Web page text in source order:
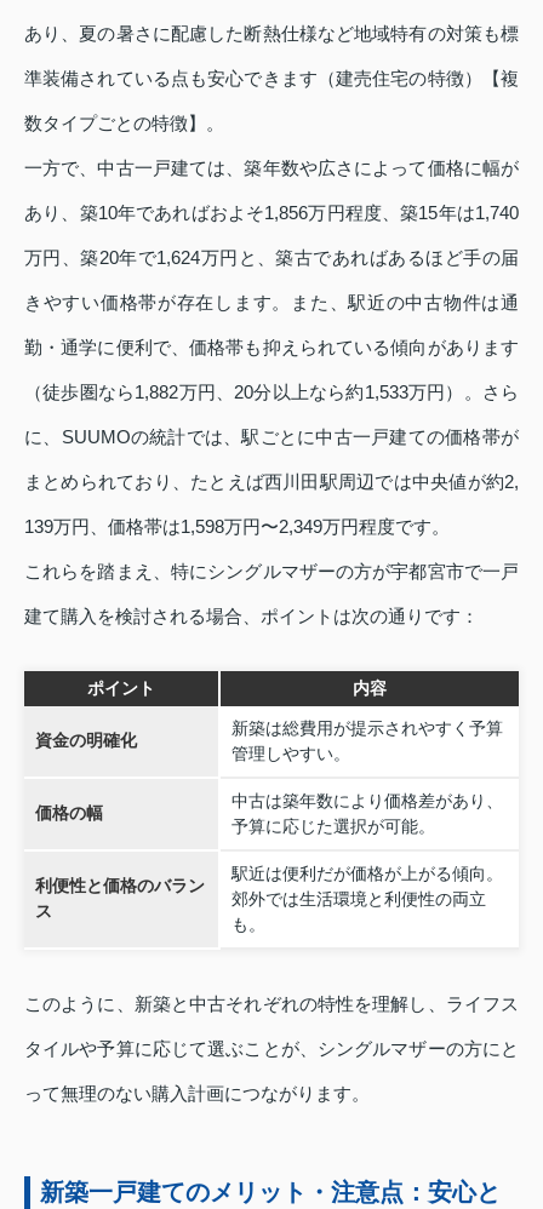
あり、夏の暑さに配慮した断熱仕様など地域特有の対策も標
準装備されている点も安心できます（建売住宅の特徴）【複
数タイプごとの特徴】。
一方で、中古一戸建ては、築年数や広さによって価格に幅が
あり、築10年であればおよそ1,856万円程度、築15年は1,740
万円、築20年で1,624万円と、築古であればあるほど手の届
きやすい価格帯が存在します。また、駅近の中古物件は通
勤・通学に便利で、価格帯も抑えられている傾向があります
（徒歩圏なら1,882万円、20分以上なら約1,533万円）。さら
に、SUUMOの統計では、駅ごとに中古一戸建ての価格帯が
まとめられており、たとえば西川田駅周辺では中央値が約2,
139万円、価格帯は1,598万円〜2,349万円程度です。
これらを踏まえ、特にシングルマザーの方が宇都宮市で一戸
建て購入を検討される場合、ポイントは次の通りです：
ポイント 内容
資金の明確化
新築は総費用が提示されやすく予算
管理しやすい。
価格の幅
中古は築年数により価格差があり、
予算に応じた選択が可能。
利便性と価格のバラン
ス
駅近は便利だが価格が上がる傾向。
郊外では生活環境と利便性の両立
も。
このように、新築と中古それぞれの特性を理解し、ライフス
タイルや予算に応じて選ぶことが、シングルマザーの方にと
って無理のない購入計画につながります。
新築一戸建てのメリット・注意点：安心と